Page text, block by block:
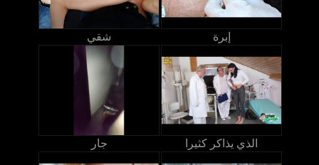
شقي إبرة
جار الذي يذاكر كثيرا